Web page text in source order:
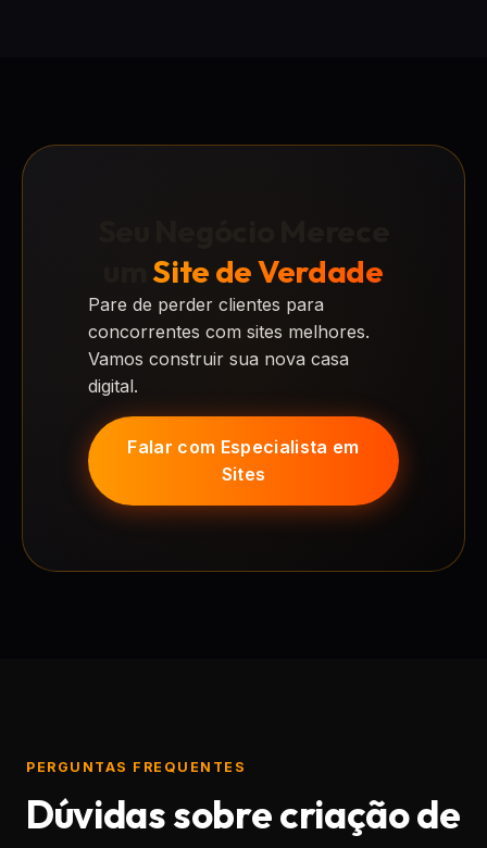
umSite de Verdade
Pare de perder clientes para
concorrentes com sites melhores.
Vamos construir sua nova casa
digital.
Falar com Especialista em
Sites
PERGUNTAS FREQUENTES
Dúvidas sobre criação de